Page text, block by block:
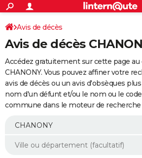
ACTUALITÉS
Politique
Société
Faits Divers
Education
Monde
Villes
+
SPORT
Coupe du monde 2026
Football
Tennis
Cyclisme
Rugby
Forum
Programme TV
TNT
Streaming
Cinéma
Sorties cinéma
Musique
+
FINANCE
Retraite
Epargne
Immobilier
Risques naturels par ville
Banque
Assurance
AUTO
Essais
Réserver un essai
Citadines
Berlines
SUV
Forum auto
+
Mobiles
Meilleur smartphone
Internet
Ordinateurs
Jeux vidéo
Guide high-tech
Aménagement intérieur
Avis de décès
Avis de décès
Accédez gratuitement sur cette page au
CHANONY. Vous pouvez affiner votre
avis de décès ou un avis d'obsèques
nom d'un défunt et/ou le nom ou le
commune dans le moteur de recherche